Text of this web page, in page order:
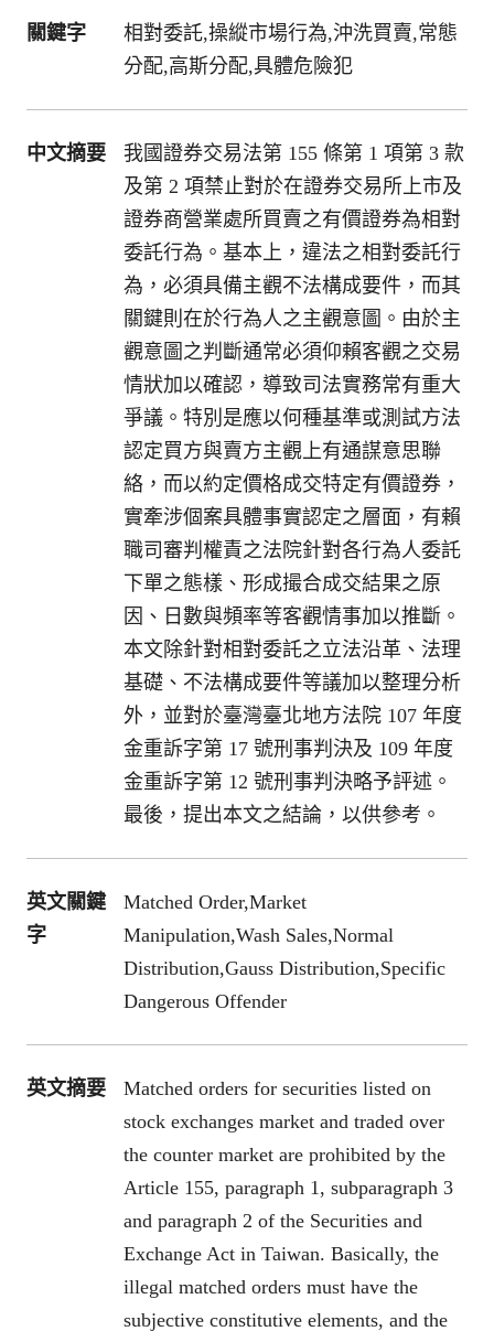
關鍵字
相對委託,操縱市場行為,沖洗買賣,常態
分配,高斯分配,具體危險犯
中文摘要
我國證券交易法第 155 條第 1 項第 3 款
及第 2 項禁止對於在證券交易所上市及
證券商營業處所買賣之有價證券為相對
委託行為。基本上，違法之相對委託行
為，必須具備主觀不法構成要件，而其
關鍵則在於行為人之主觀意圖。由於主
觀意圖之判斷通常必須仰賴客觀之交易
情狀加以確認，導致司法實務常有重大
爭議。特別是應以何種基準或測試方法
認定買方與賣方主觀上有通謀意思聯
絡，而以約定價格成交特定有價證券，
實牽涉個案具體事實認定之層面，有賴
職司審判權責之法院針對各行為人委託
下單之態樣、形成撮合成交結果之原
因、日數與頻率等客觀情事加以推斷。
本文除針對相對委託之立法沿革、法理
基礎、不法構成要件等議加以整理分析
外，並對於臺灣臺北地方法院 107 年度
金重訴字第 17 號刑事判決及 109 年度
金重訴字第 12 號刑事判決略予評述。
最後，提出本文之結論，以供參考。
英文關鍵
字
Matched Order,Market
Manipulation,Wash Sales,Normal
Distribution,Gauss Distribution,Specific
Dangerous Offender
英文摘要
Matched orders for securities listed on
stock exchanges market and traded over
the counter market are prohibited by the
Article 155, paragraph 1, subparagraph 3
and paragraph 2 of the Securities and
Exchange Act in Taiwan. Basically, the
illegal matched orders must have the
subjective constitutive elements, and the